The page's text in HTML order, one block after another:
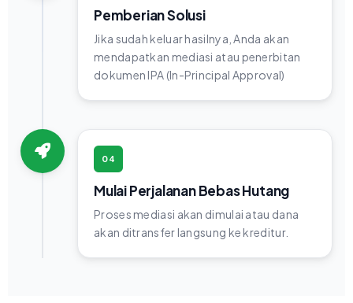
Pemberian Solusi
Jika sudah keluar hasilnya, Anda akan
mendapatkan mediasi atau penerbitan
dokumen IPA (In-Principal Approval)
04
Mulai Perjalanan Bebas Hutang
Proses mediasi akan dimulai atau dana
akan ditransfer langsung ke kreditur.